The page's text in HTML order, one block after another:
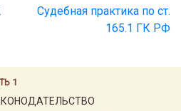
1
Судебная практика по ст.
165.1 ГК РФ